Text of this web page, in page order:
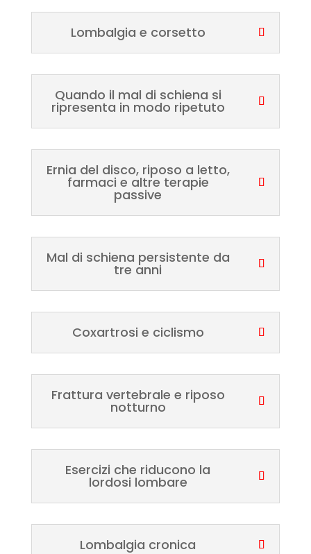
Lombalgia e corsetto
Quando il mal di schiena si
ripresenta in modo ripetuto
Ernia del disco, riposo a letto,
farmaci e altre terapie
passive
Mal di schiena persistente da
tre anni
Coxartrosi e ciclismo
Frattura vertebrale e riposo
notturno
Esercizi che riducono la
lordosi lombare
Lombalgia cronica